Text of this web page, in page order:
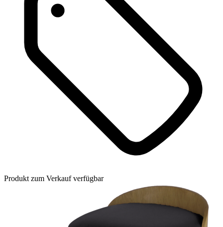
Produkt zum Verkauf verfügbar